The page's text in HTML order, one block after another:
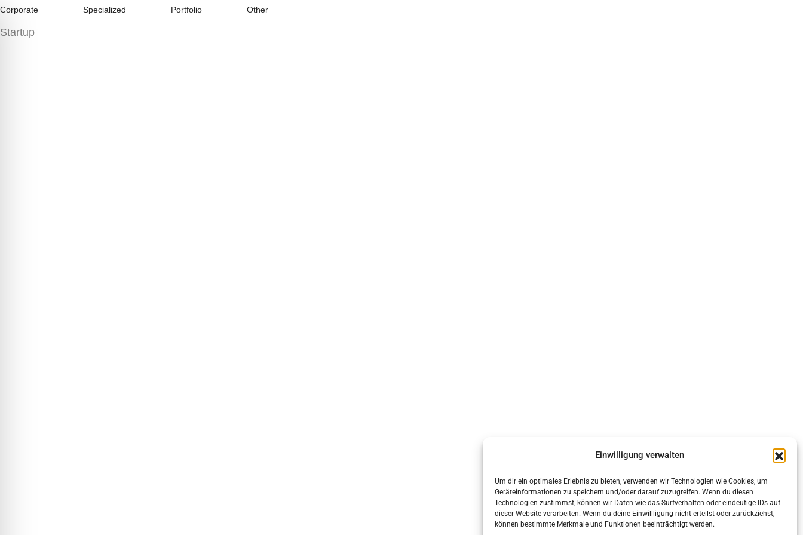
Einwilligung verwalten
Um dir ein optimales Erlebnis zu bieten, verwenden wir Technologien wie Cookies, um
Geräteinformationen zu speichern und/oder darauf zuzugreifen. Wenn du diesen
Technologien zustimmst, können wir Daten wie das Surfverhalten oder eindeutige IDs auf
dieser Website verarbeiten. Wenn du deine Einwillligung nicht erteilst oder zurückziehst,
können bestimmte Merkmale und Funktionen beeinträchtigt werden.
Corporate
Startup
Specialized Portfolio Other